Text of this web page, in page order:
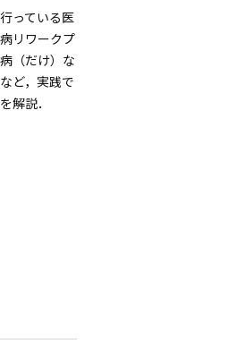
っている医
リワークプ
（だけ）な
ど，実践で
解説．